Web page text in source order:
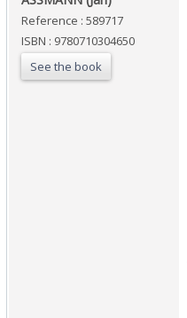
Reference : 589717
ISBN : 9780710304650
See the book